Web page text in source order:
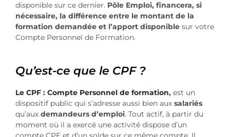
disponible sur ce dernier. Pôle Emploi, financera, si
nécessaire, la différence entre le montant de la
formation demandée et l’apport disponible sur votre
Compte Personnel de Formation.
Qu’est-ce que le CPF ?
Le CPF : Compte Personnel de formation, est un
dispositif public qui s’adresse aussi bien aux salariés
qu’aux demandeurs d’emploi. Tout actif, à partir du
moment où il a exercé une activité dispose d’un